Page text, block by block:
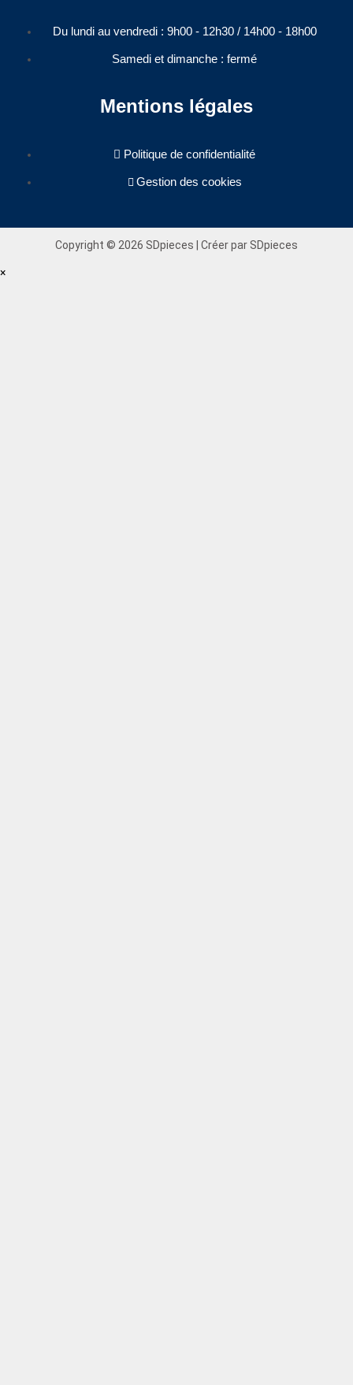
Du lundi au vendredi : 9h00 - 12h30 / 14h00 - 18h00​
Samedi et dimanche : fermé
Mentions légales
Politique de confidentialité
Gestion des cookies
Copyright © 2026 SDpieces | Créer par SDpieces
×